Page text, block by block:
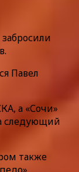
Павел
а «Сочи»
следующий
также